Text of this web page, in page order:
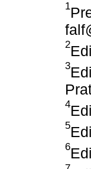
1
2
3
4
5
6